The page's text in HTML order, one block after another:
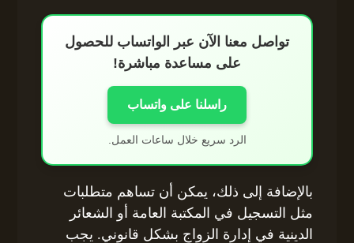
تواصل معنا الآن عبر الواتساب للحصول
على مساعدة مباشرة!
راسلنا على واتساب
الرد سريع خلال ساعات العمل.
بالإضافة إلى ذلك، يمكن أن تساهم متطلبات
مثل التسجيل في المكتبة العامة أو الشعائر
الدينية في إدارة الزواج بشكل قانوني. يجب